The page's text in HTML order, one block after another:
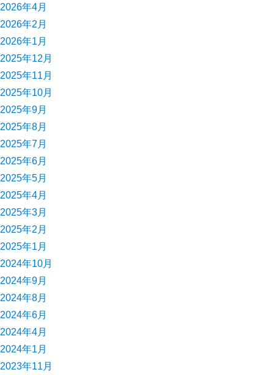
2026年4月
2026年2月
2026年1月
2025年12月
2025年11月
2025年10月
2025年9月
2025年8月
2025年7月
2025年6月
2025年5月
2025年4月
2025年3月
2025年2月
2025年1月
2024年10月
2024年9月
2024年8月
2024年6月
2024年4月
2024年1月
2023年11月